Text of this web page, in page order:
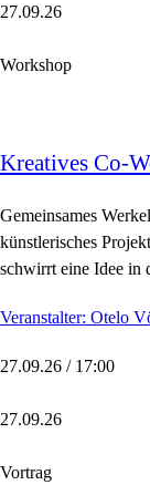
27.09.26
Workshop
Kreatives Co-
Gemeinsames
künstlerisches
schwirrt eine Idee in
Veranstalter: Otelo
27.09.26 / 17:00
27.09.26
Vortrag